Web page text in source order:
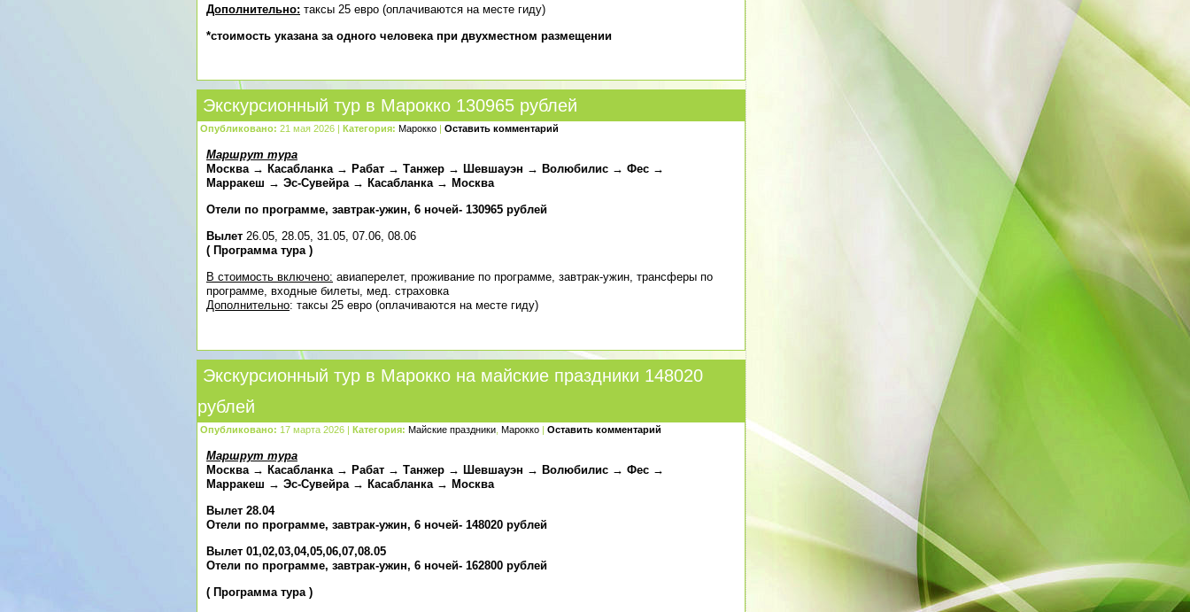
Дополнительно: таксы 25 евро (оплачиваются на месте гиду)
*стоимость указана за одного человека при двухместном размещении
Экскурсионный тур в Марокко 130965 рублей
Опубликовано: 21 мая 2026 | Категория: Марокко | Оставить комментарий
Маршрут тура
Москва → Касабланка → Рабат → Танжер → Шевшауэн → Волюбилис → Фес →
Марракеш → Эс-Сувейра → Касабланка → Москва
Отели по программе, завтрак-ужин, 6 ночей- 130965 рублей
Вылет 26.05, 28.05, 31.05, 07.06, 08.06
( Программа тура)
В стоимость включено: авиаперелет, проживание по программе, завтрак-ужин, трансферы по
программе, входные билеты, мед. cтраховка
Дополнительно: таксы 25 евро (оплачиваются на месте гиду)
Экскурсионный тур в Марокко на майские праздники 148020
рублей
Опубликовано: 17 марта 2026 | Категория: Майские праздники Марокко | Оставить комментарий
Маршрут тура
Москва → Касабланка → Рабат → Танжер → Шевшауэн → Волюбилис → Фес →
Марракеш → Эс-Сувейра → Касабланка → Москва
Вылет 28.04
Отели по программе, завтрак-ужин, 6 ночей- 148020 рублей
Вылет 01,02,03,04,05,06,07,08.05
Отели по программе, завтрак-ужин, 6 ночей- 162800 рублей
( Программа тура )